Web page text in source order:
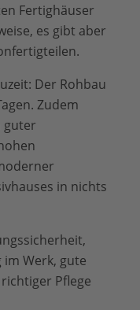
Fertighäuser
es gibt aber
Der Rohbau
Zudem
guter
in nichts
Werk, gute
Pflege